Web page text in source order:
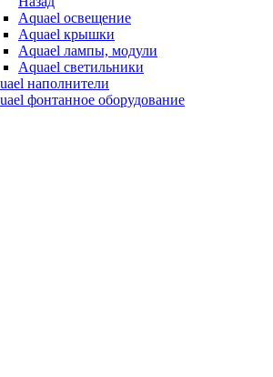
Aquael освещение
Aquael крышки
Aquael лампы, модули
Aquael светильники
наполнители
фонтанное оборудование